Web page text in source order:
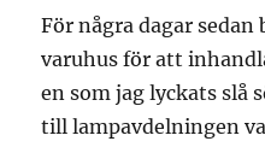
För några dagar sedan
varuhus för att
en som jag lyckats slå
till lampavdelningen